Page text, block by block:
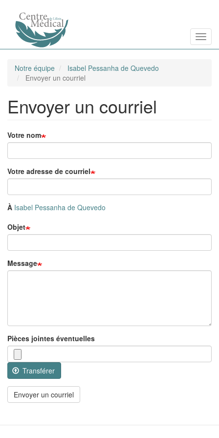
contenu
Notre équipe
Isabel Pessanha de Quevedo
Envoyer un courriel
Envoyer un courriel
Votre nom
Votre adresse de courriel
À Isabel Pessanha de Quevedo
Objet
Message
Pièces jointes éventuelles
Transférer
Envoyer un courriel